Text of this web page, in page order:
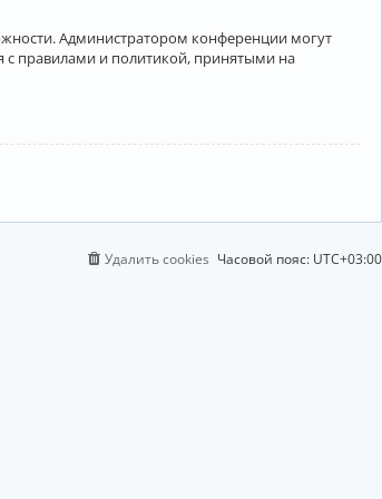
Администратором конференции могут
с правилами и политикой, принятыми на
Часовой пояс: UTC+03:00
Удалить cookies